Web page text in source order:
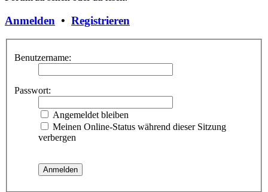
Anmelden • Registrieren
Benutzername:
Passwort:
Angemeldet bleiben
Meinen Online-Status während dieser Sitzung
verbergen